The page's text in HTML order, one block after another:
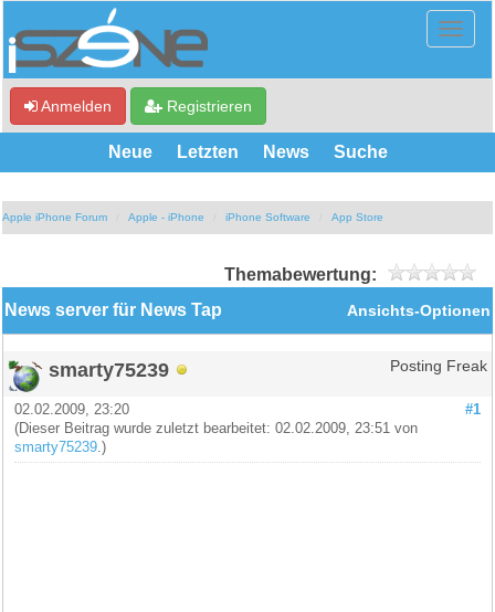
Anmelden Registrieren
Neue Letzten News Suche
Apple iPhone Forum Apple - iPhone iPhone Software App Store
Themabewertung:
Ansichts-Optionen
News server für News Tap
smarty75239 Posting Freak
#1
02.02.2009, 23:20
(Dieser Beitrag wurde zuletzt bearbeitet: 02.02.2009, 23:51 von
smarty75239 .)